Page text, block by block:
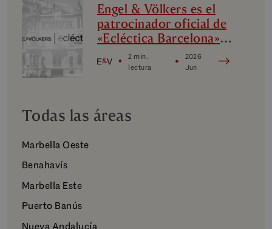
Engel & Völkers es el
patrocinador oficial de
«Ecléctica Barcelona»:
diseño, vanguardia y
cultura
2 min.
lectura
2026
Jun
Todas las áreas
Marbella Oeste
Benahavís
Marbella Este
Puerto Banús
Nueva Andalucía